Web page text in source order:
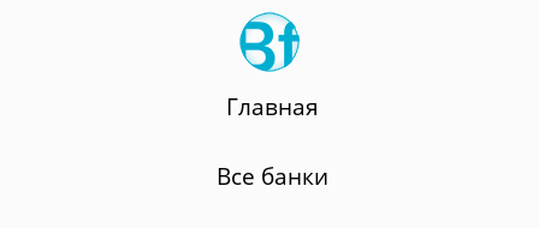
Главная
Все банки